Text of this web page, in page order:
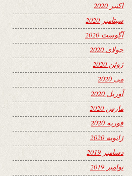
اکتبر 2020
سپتامبر 2020
آگوست 2020
جولای 2020
ژوئن 2020
می 2020
آوریل 2020
مارس 2020
فوریه 2020
ژانویه 2020
دسامبر 2019
نوامبر 2019